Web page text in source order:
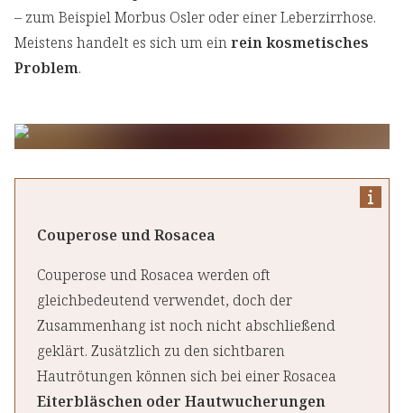
– zum Beispiel Morbus Osler oder einer Leberzirrhose.
Meistens handelt es sich um einrein kosmetisches
Problem.
Couperose und Rosacea
Couperose und Rosacea werden oft
gleichbedeutend verwendet, doch der
Zusammenhang ist noch nicht abschließend
geklärt. Zusätzlich zu den sichtbaren
Hautrötungen können sich bei einer Rosacea
Eiterbläschen oder Hautwucherungen